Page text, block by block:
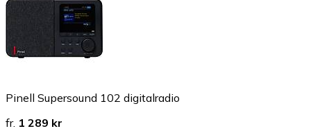
Pinell Supersound 102 digitalradio
fr. 1 289 kr